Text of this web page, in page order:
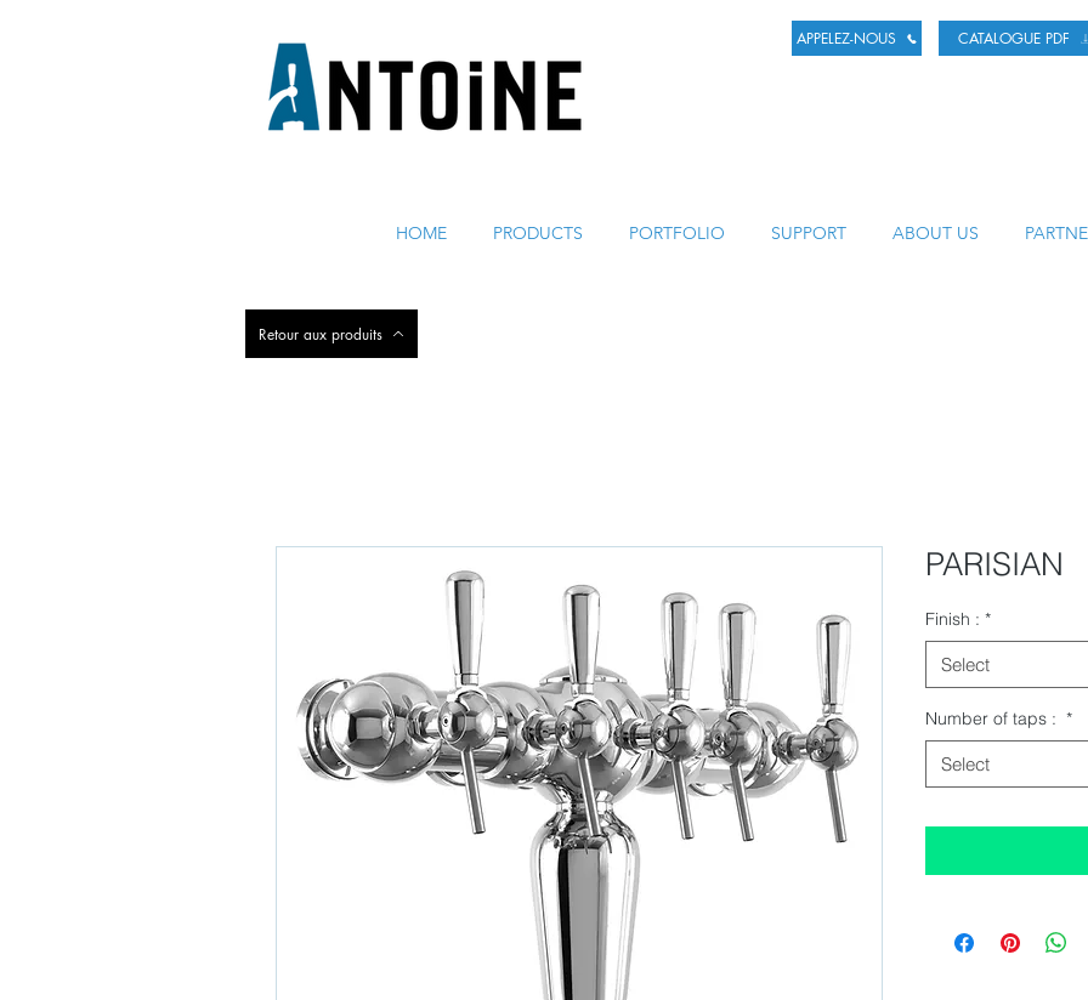
APPELEZ-NOUS CATALOGUE PDF
HOME PRODUCTS PORTFOLIO SUPPORT ABOUT US
Retour aux produits
PARISIAN
Finish : *
Select
Number of taps : *
Select